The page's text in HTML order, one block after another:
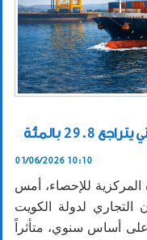
بالمئة
01/06/2026 10:10
للإحصاء، أمس
التجاري لدولة الكويت
فبراير 2026 بنسبة 29.8 % على أساس سنوي، متأثراً